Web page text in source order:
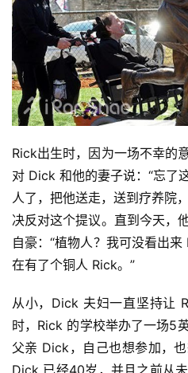
Rick出生时，因为一场不幸的
对 Dick 和他的妻子说：“忘了
人了，把他送走，送到疗养院
决反对这个提议。直到今天，
自豪：“植物人？我可没看出
在有了个铜人 Rick。”
从小，Dick 夫妇一直坚持让
时，Rick 的学校举办了一场5
父亲 Dick，自己也想参加，